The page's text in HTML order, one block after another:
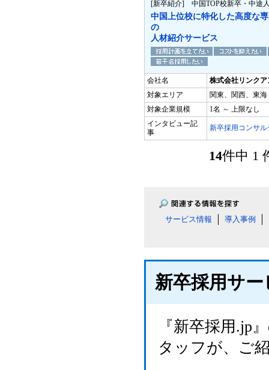
[新卒紹介] 中国TOP校新卒・中途
中国上位校に特化した高度な
の
人材紹介サービス
会社名
株式会社リンク
対象エリア
関東、関西、東海
対象企業規模
1名 ～ 上限なし
インタビュー記
事
新卒採用コンサル
14件中 1
サービス情報 導入事例
新卒採用サ
『新卒採用.jp
タッフが、ご